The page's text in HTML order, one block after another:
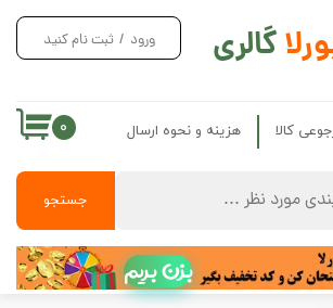
گالری
جستجو
ورود / ثبت نام کنید
۰ کالا هزینه و نحوه ارسال
بزن بریم